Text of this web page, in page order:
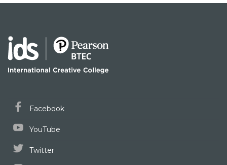
Facebook
YouTube
Twitter